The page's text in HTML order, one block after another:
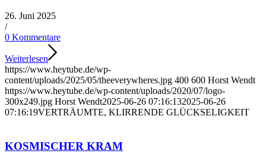
26. Juni 2025
/
0 Kommentare
Weiterlesen
https://www.heytube.de/wp-
content/uploads/2025/05/theeverywheres.jpg 400 600 Horst Wendt
https://www.heytube.de/wp-content/uploads/2020/07/logo-
300x249.jpg Horst Wendt2025-06-26 07:16:132025-06-26
07:16:19VERTRÄUMTE, KLIRRENDE GLÜCKSELIGKEIT
KOSMISCHER KRAM